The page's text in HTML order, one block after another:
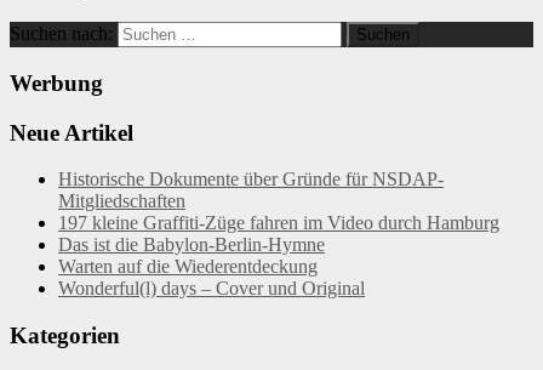
Suchen nach:
Werbung
Neue Artikel
Historische Dokumente über Gründe für NSDAP-
Mitgliedschaften
197 kleine Graffiti-Züge fahren im Video durch Hamburg
Das ist die Babylon-Berlin-Hymne
Warten auf die Wiederentdeckung
Wonderful(l) days – Cover und Original
Kategorien